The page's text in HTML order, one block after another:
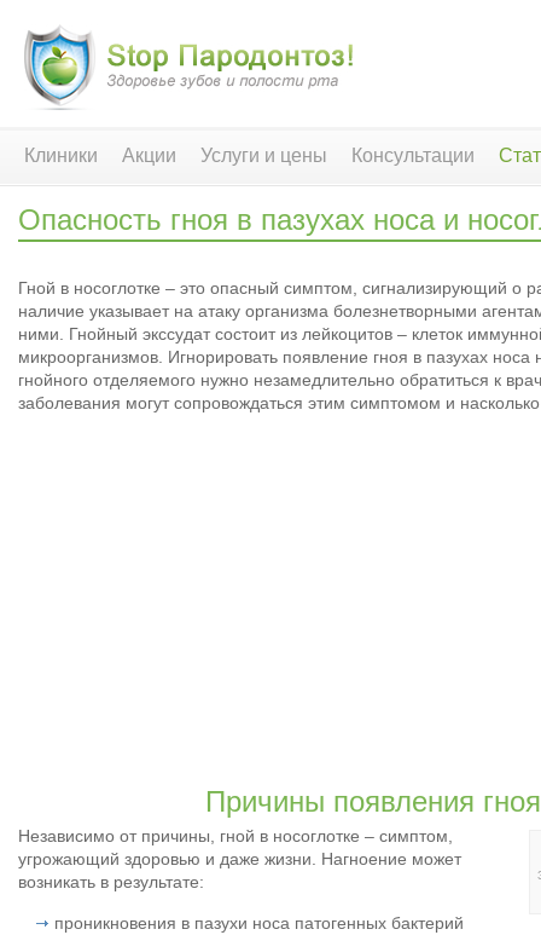
Клиники Акции Услуги и цены Консультации
Опасность гноя в пазухах носа и
Гной в носоглотке – это опасный симптом, сигнализирующий о
наличие указывает на атаку организма болезнетворными
ними. Гнойный экссудат состоит из лейкоцитов – клеток
микроорганизмов. Игнорировать появление гноя в пазухах
гнойного отделяемого нужно незамедлительно обратиться к
заболевания могут сопровождаться этим симптомом и
Причины появления
Независимо от причины, гной в носоглотке – симптом,
угрожающий здоровью и даже жизни. Нагноение может
возникать в результате:
проникновения в пазухи носа патогенных бактерий